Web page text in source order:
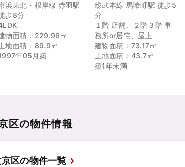
浜東北・根岸線 赤羽駅
歩8分
物面積：229.96㎡
地面積：89.9㎡
年05月築
総武本線 馬喰町駅 徒歩5
分
１階 店舗、２階３階 事
務所or居宅、屋上
建物面積：73.17㎡
土地面積：43.7㎡
築1年未満
区の物件情報
区の物件一覧